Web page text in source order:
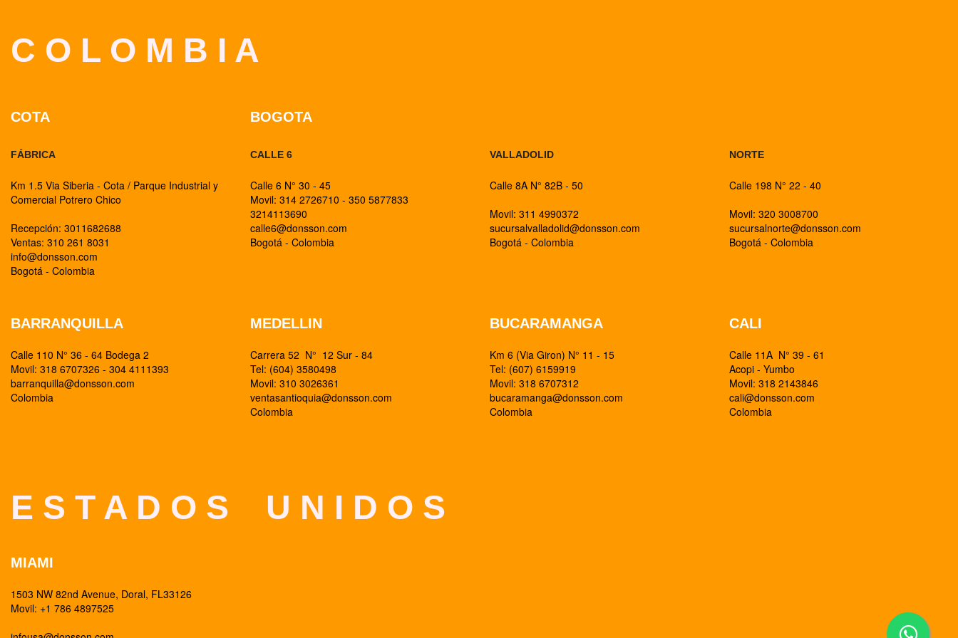
C O L O M B I A
COTA
FÁBRICA
Km 1.5 Via Siberia - Cota / Parque Industrial y
Comercial Potrero Chico
Recepción: 3011682688
Ventas: 310 261 8031
info@donsson.com
Bogotá - Colombia
BOGOTA
CALLE 6
Calle 6 N° 30 - 45
Movil: 314 2726710 - 350 5877833
3214113690
calle6@donsson.com
Bogotá - Colombia
VALLADOLID
Calle 8A N° 82B - 50
Movil: 311 4990372
sucursalvalladolid@donsson.com
Bogotá - Colombia
NORTE
Calle 198 N° 22 - 40
Movil: 320 3008700
sucursalnorte@donsson.com
Bogotá - Colombia
BARRANQUILLA
Calle 110 N° 36 - 64 Bodega 2
Movil: 318 6707326 - 304 4111393
barranquilla@donsson.com
Colombia
MEDELLIN
Carrera 52 N° 12 Sur - 84
Tel: (604) 3580498
Movil: 310 3026361
ventasantioquia@donsson.com
Colombia
BUCARAMANGA
Km 6 (Via Giron) N° 11 - 15
Tel: (607) 6159919
Movil: 318 6707312
bucaramanga@donsson.com
Colombia
CALI
Calle 11A N° 39 - 61
Acopi - Yumbo
Movil: 318 2143846
cali@donsson.com
Colombia
E S T A D O S U N I D O S
MIAMI
1503 NW 82nd Avenue, Doral, FL33126
Movil: +1 786 4897525